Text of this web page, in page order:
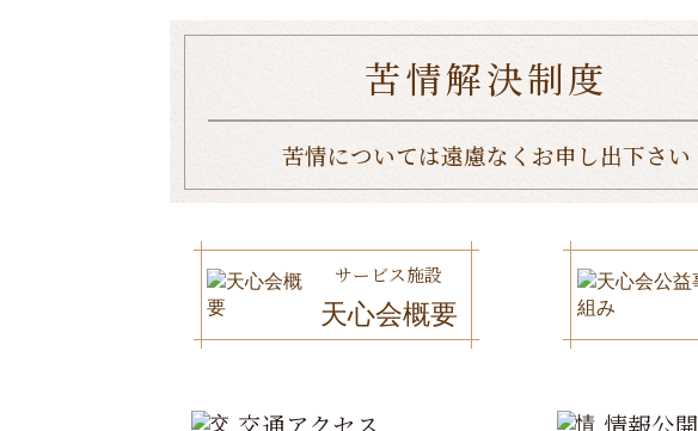
苦情解決制度
苦情については遠慮なくお申し出下さい
サービス施設
天心会概要